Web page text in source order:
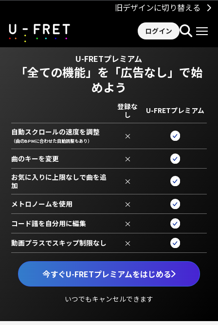
旧デザインに切り替える
ログイン
U-FRETプレミアム
「全ての機能」を 「広告なし」で始
めよう
今すぐU-FRETプレミアムをはじめる
いつでもキャンセルできます
登録な
し
U-FRETプレミアム
自動スクロールの速度を調整
（曲のBPMに合わせた自動調整もあり） ×
曲のキーを変更 ×
お気に入りに上限なしで曲を追
加
×
メトロノームを使用 ×
コード譜を自分用に編集 ×
動画プラスでスキップ制限なし ×